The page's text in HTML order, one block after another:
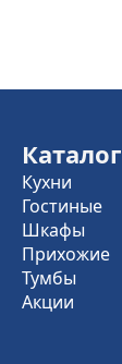
Каталог
Кухни
Гостиные
Шкафы
Прихожие
Тумбы
Акции